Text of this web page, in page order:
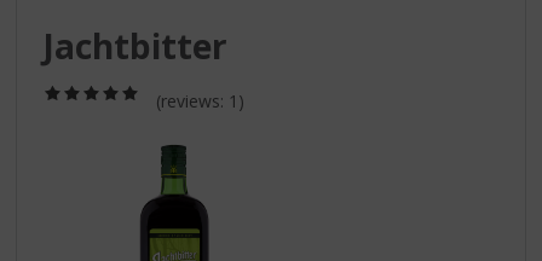
Jachtbitter
/
(reviews: 1)